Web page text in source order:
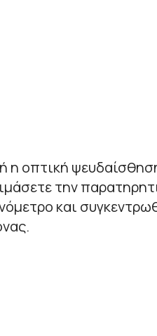
η οπτική
την
και